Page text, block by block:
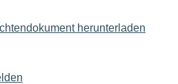
herunterladen